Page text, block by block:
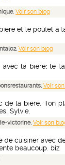
Voir son blog
et le poulet à
Voir son blog
avec la bière; le
Voir
de la bière. Ton
Sylvie.
victorine. Voir son
de cuisiner avec
beaucoup. biz